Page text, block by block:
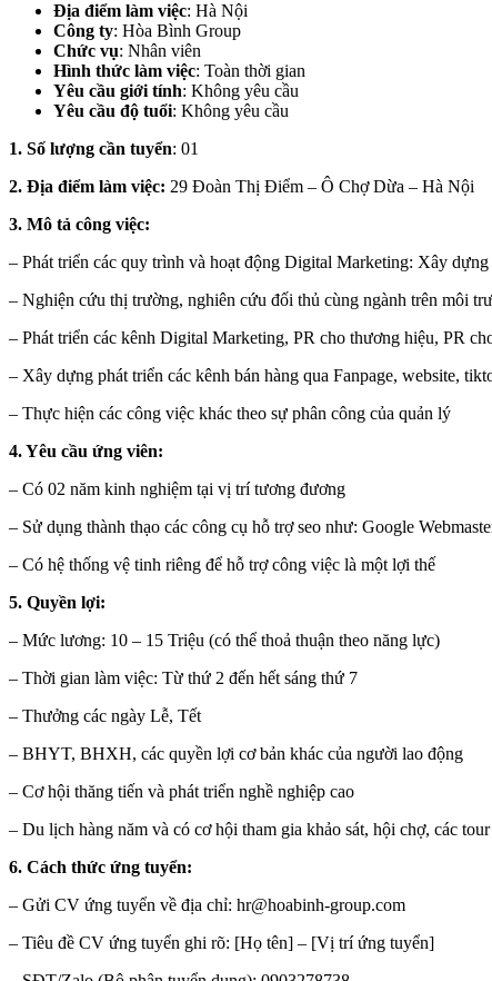
Địa điểm làm việc: Hà Nội
Công ty: Hòa Bình Group
Chức vụ: Nhân viên
Hình thức làm việc: Toàn thời gian
Yêu cầu giới tính: Không yêu cầu
Yêu cầu độ tuổi: Không yêu cầu
1. Số lượng cần tuyển: 01
2. Địa điểm làm việc: 29 Đoàn Thị Điểm – Ô Chợ Dừa – Hà Nội
3. Mô tả công việc:
– Phát triển các quy trình và hoạt động Digital Marketing: Xây
– Nghiện cứu thị trường, nghiên cứu đối thủ cùng ngành trên môi
– Phát triển các kênh Digital Marketing, PR cho thương hiệu, PR
– Xây dựng phát triển các kênh bán hàng qua Fanpage, website,
– Thực hiện các công việc khác theo sự phân công của quản lý
4. Yêu cầu ứng viên:
– Có 02 năm kinh nghiệm tại vị trí tương đương
– Sử dụng thành thạo các công cụ hỗ trợ seo như: Google
– Có hệ thống vệ tinh riêng để hỗ trợ công việc là một lợi thế
5. Quyền lợi:
– Mức lương: 10 – 15 Triệu (có thể thoả thuận theo năng lực)
– Thời gian làm việc: Từ thứ 2 đến hết sáng thứ 7
– Thưởng các ngày Lễ, Tết
– BHYT, BHXH, các quyền lợi cơ bản khác của người lao động
– Cơ hội thăng tiến và phát triển nghề nghiệp cao
– Du lịch hàng năm và có cơ hội tham gia khảo sát, hội chợ, các
6. Cách thức ứng tuyển:
– Gửi CV ứng tuyển về địa chỉ: hr@hoabinh-group.com
– Tiêu đề CV ứng tuyển ghi rõ: [Họ tên] – [Vị trí ứng tuyển]